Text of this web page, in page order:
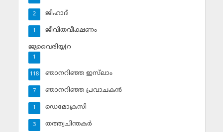
ജിഹാദ്‌
2
ജീവിതവീക്ഷണം
1
ജുവൈരിയ്യ(റ
1
ഞാനറിഞ്ഞ ഇസ്‌ലാം
118
ഞാനറിഞ്ഞ പ്രവാചകന്‍
7
ഡെമോക്രസി
1
തത്ത്വചിന്തകര്‍
3